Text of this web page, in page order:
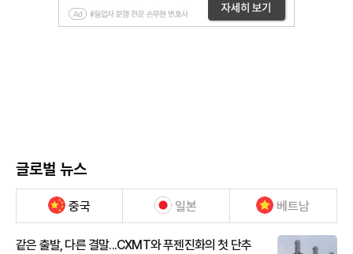
글로벌 뉴스
중국 일본 베트남
같은 출발, 다른 결말...CXMT와 푸젠진화의 첫 단추